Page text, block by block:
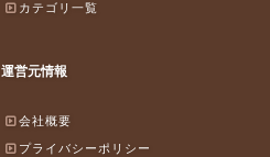
カテゴリ一覧
運営元情報
会社概要
プライバシーポリシー